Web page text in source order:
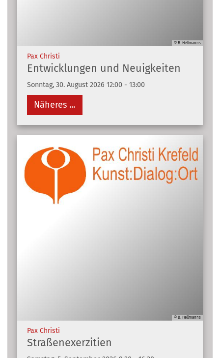
© B. Hellmanns
Pax Christi
Entwicklungen und Neuigkeiten
Sonntag, 30. August 2026 12:00 - 13:00
Näheres ...
© B. Hellmanns
Pax Christi
Straßenexerzitien